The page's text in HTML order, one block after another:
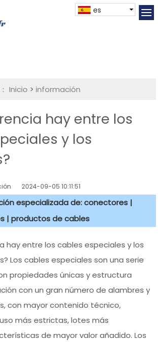
es
Inicio >información
hay entre los
y los
2024-09-05 10:11:51
especializada de: conectores |
| productos de cables
hay entre los cables especiales y los
Los cables especiales son una serie
propiedades únicas y estructura
con un gran número de alambres y
con mayor contenido técnico,
más estrictas, lotes más
de mayor valor añadido. Los